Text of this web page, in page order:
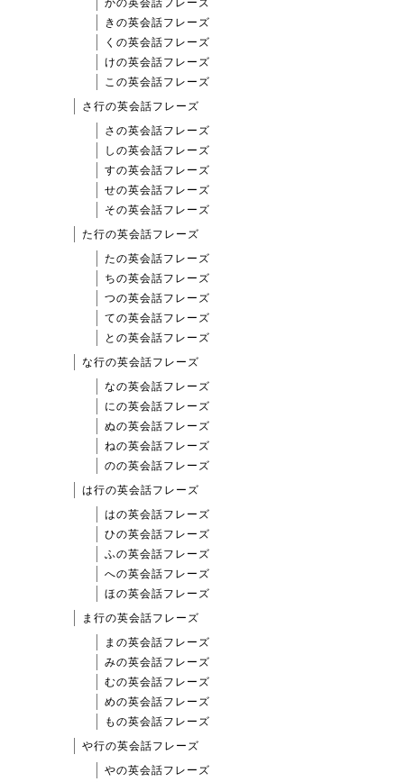
かの英会話フレーズ
きの英会話フレーズ
くの英会話フレーズ
けの英会話フレーズ
この英会話フレーズ
さ行の英会話フレーズ
さの英会話フレーズ
しの英会話フレーズ
すの英会話フレーズ
せの英会話フレーズ
その英会話フレーズ
た行の英会話フレーズ
たの英会話フレーズ
ちの英会話フレーズ
つの英会話フレーズ
ての英会話フレーズ
との英会話フレーズ
な行の英会話フレーズ
なの英会話フレーズ
にの英会話フレーズ
ぬの英会話フレーズ
ねの英会話フレーズ
のの英会話フレーズ
は行の英会話フレーズ
はの英会話フレーズ
ひの英会話フレーズ
ふの英会話フレーズ
への英会話フレーズ
ほの英会話フレーズ
ま行の英会話フレーズ
まの英会話フレーズ
みの英会話フレーズ
むの英会話フレーズ
めの英会話フレーズ
もの英会話フレーズ
や行の英会話フレーズ
やの英会話フレーズ